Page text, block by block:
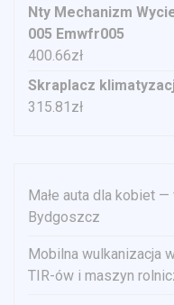
Nty Mechanizm
005 Emwfr005
400.66zł
Skraplacz
315.81 zł
Małe auta dla kobiet
Bydgoszcz
Mobilna wulkanizacja
TIR-ów i maszyn